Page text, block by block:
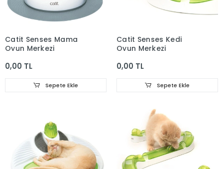
Catit Senses Mama
Oyun Merkezi
0,00 TL
Sepete Ekle
Catit Senses Kedi
Oyun Merkezi
0,00 TL
Sepete Ekle